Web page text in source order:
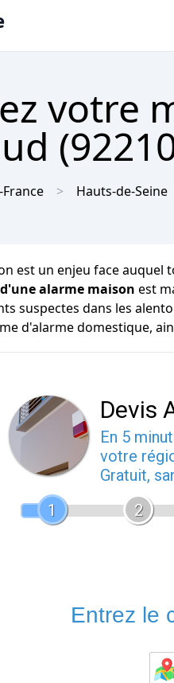
votre
Hauts-de-Seine
est un enjeu face auquel
alarme maison est
suspectes dans les
d'alarme domestique,
Devis
En 5
votre
Gratuit,
1
2
Entrez le